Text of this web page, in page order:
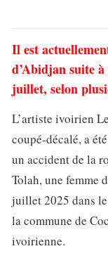
Il est
d’Abidjan suite
juillet, selon
L’artiste ivoirien
coupé-décalé, a
un accident de la
Tolah, une femme
juillet 2025 dans le
la commune de
ivoirienne.